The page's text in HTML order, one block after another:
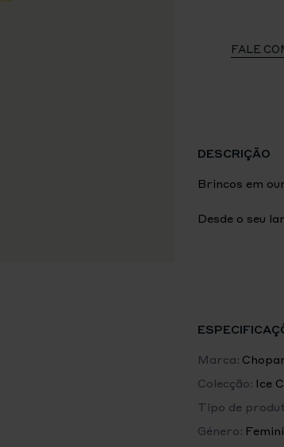
FALE
DESCRIÇÃO
Brincos em
Desde o seu
gelo.
Elegância
Marca:
Colecção: Ice
Tipo de
Género: